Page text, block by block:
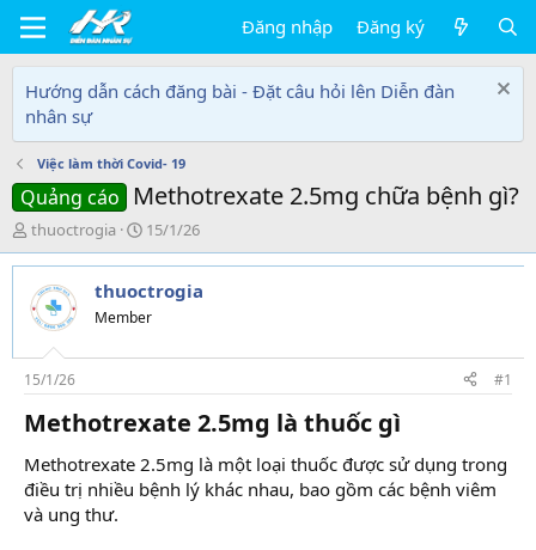
Đăng nhập Đăng ký
Hướng dẫn cách đăng bài - Đặt câu hỏi lên Diễn đàn
nhân sự
Việc làm thời Covid- 19
Quảng cáo Methotrexate 2.5mg chữa bệnh gì?
T
h
r
e
a
s
t
a
r
e
r
thuoctrogia
N
g
à
y
g
i
15/1/26
thuoctrogia
Member
15/1/26 #1
Methotrexate 2.5mg là thuốc gì
Methotrexate 2.5mg là một loại thuốc được sử dụng trong
điều trị nhiều bệnh lý khác nhau, bao gồm các bệnh viêm
và ung thư.